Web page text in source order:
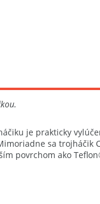
je prakticky
sa trojháčik
povrchom ako